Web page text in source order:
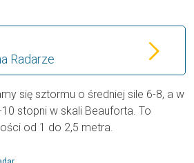
Radarze
się sztormu o średniej sile 6-8, a w
stopni w skali Beauforta. To
od 1 do 2,5 metra.